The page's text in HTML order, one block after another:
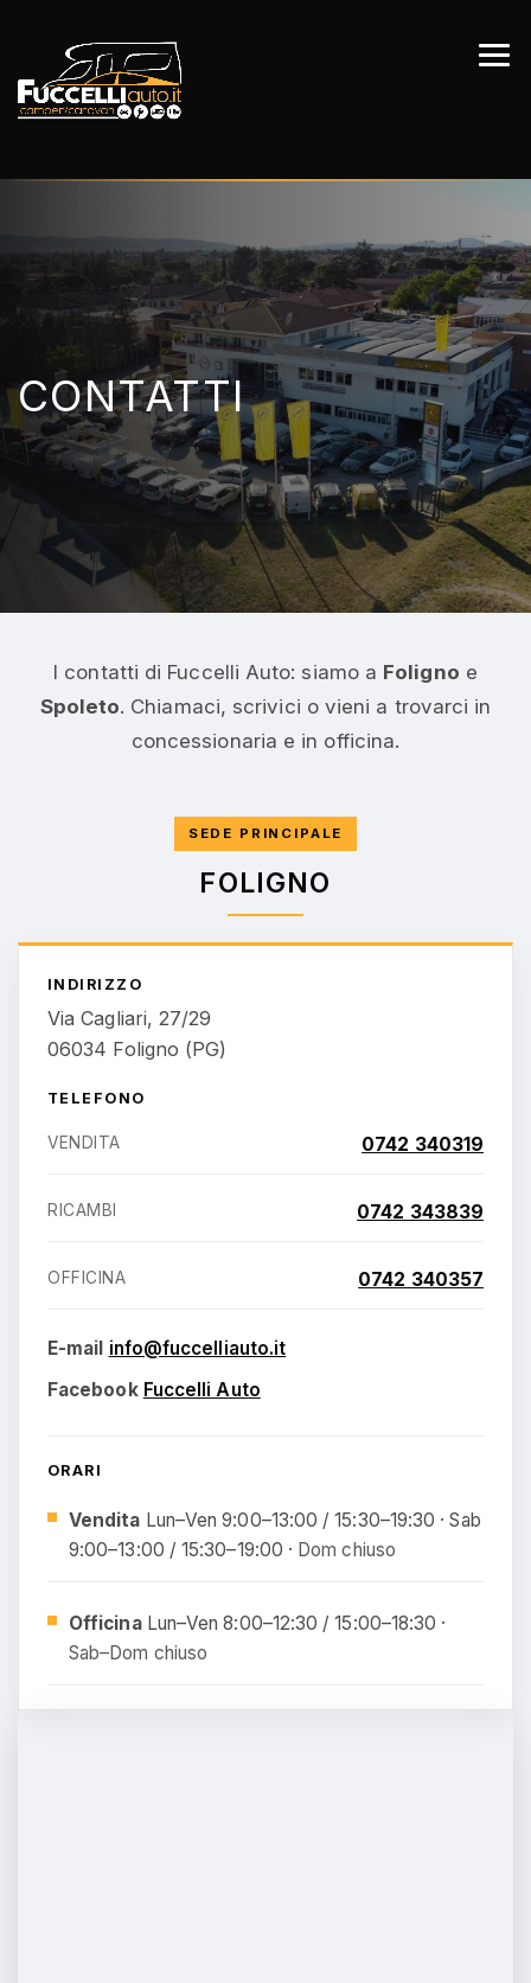
CONTATTI
I contatti di Fuccelli Auto: siamo a Foligno e
Spoleto. Chiamaci, scrivici o vieni a trovarci in
concessionaria e in officina.
SEDE PRINCIPALE
FOLIGNO
INDIRIZZO
Via Cagliari, 27/29
06034 Foligno (PG)
TELEFONO
VENDITA 0742 340319
RICAMBI 0742 343839
OFFICINA 0742 340357
E-mail ti.otuailleccuf
@ofni
Facebook Fuccelli Auto
ORARI
Vendita Lun–Ven 9:00–13:00 / 15:30–19:30 · Sab
9:00–13:00 / 15:30–19:00 · Dom chiuso
OfficinaLun–Ven 8:00–12:30 / 15:00–18:30 ·
Sab–Dom chiuso